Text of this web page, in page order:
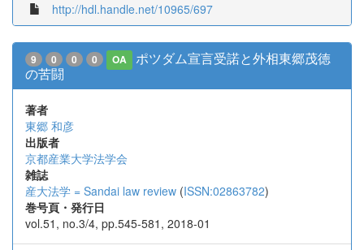
http://hdl.handle.net/10965/697
9 0 0 0 OA
ポツダム宣言受諾と外相東郷茂徳
の苦闘
著者
東郷 和彦
出版者
京都産業大学法学会
雑誌
産大法学 = Sandai law review (ISSN:02863782)
巻号頁・発行日
vol.51, no.3/4, pp.545-581, 2018-01